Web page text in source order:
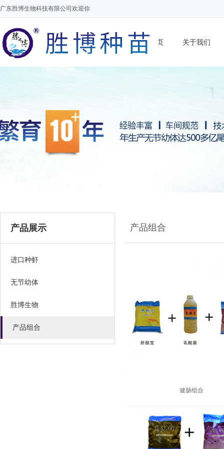
广东胜博生物科技有限公司欢迎你
网站首页 关于我们
产品展示
进口种虾
无节幼体
胜博生物
产品组合
产品组合
健肠组合